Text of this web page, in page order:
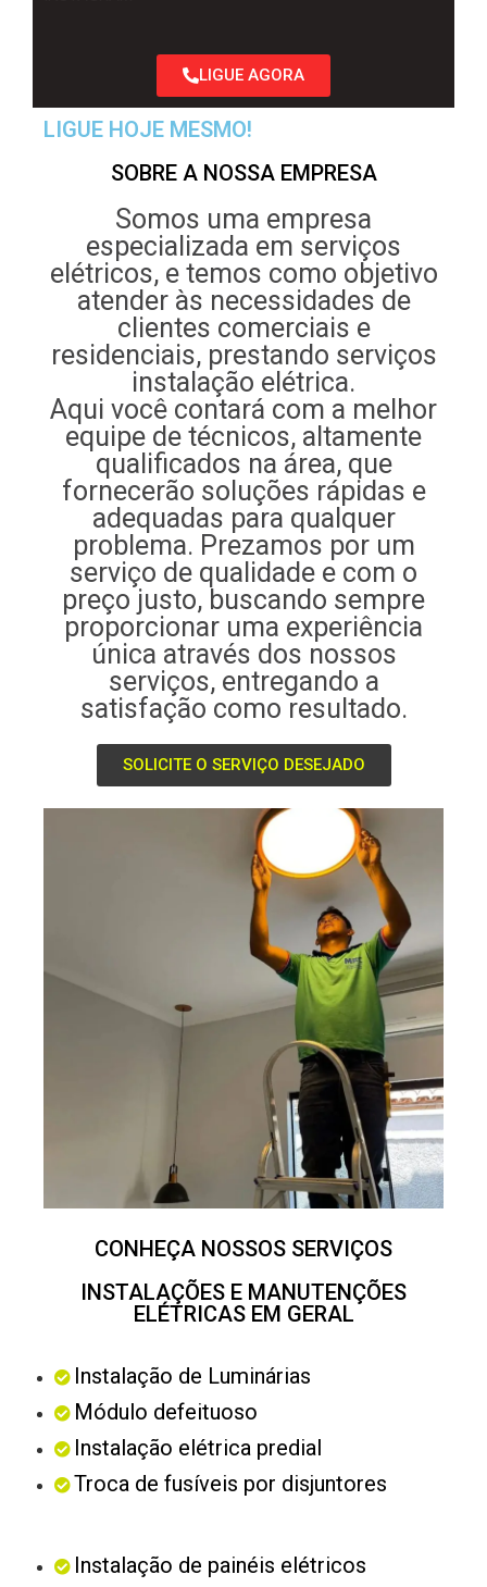
LIGUE AGORA
LIGUE HOJE MESMO!
SOBRE A NOSSA EMPRESA
Somos uma empresa
especializada em serviços
elétricos, e temos como objetivo
atender às necessidades de
clientes comerciais e
residenciais, prestando serviços
instalação elétrica.
Aqui você contará com a melhor
equipe de técnicos, altamente
qualificados na área, que
fornecerão soluções rápidas e
adequadas para qualquer
problema. Prezamos por um
serviço de qualidade e com o
preço justo, buscando sempre
proporcionar uma experiência
única através dos nossos
serviços, entregando a
satisfação como resultado.
SOLICITE O SERVIÇO DESEJADO
CONHEÇA NOSSOS SERVIÇOS
INSTALAÇÕES E MANUTENÇÕES
ELÉTRICAS EM GERAL
Instalação de Luminárias
Módulo defeituoso
Instalação elétrica predial
Troca de fusíveis por disjuntores
Instalação de painéis elétricos